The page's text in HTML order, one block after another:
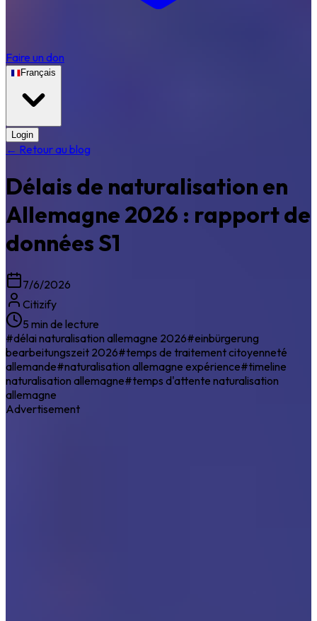
Faire un don
Français
Login
← Retour au blog
Délais de naturalisation en
Allemagne 2026 : rapport de
données S1
7/6/2026
Citizify
5 min de lecture
#délai naturalisation allemagne 2026#einbürgerung
bearbeitungszeit 2026#temps de traitement citoyenneté
allemande#naturalisation allemagne expérience#timeline
naturalisation allemagne#temps d'attente naturalisation
allemagne
Advertisement